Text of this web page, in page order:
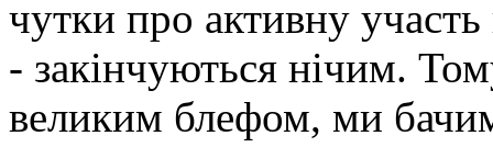
чутки про активну участь
- закінчуються нічим.
великим блефом, ми